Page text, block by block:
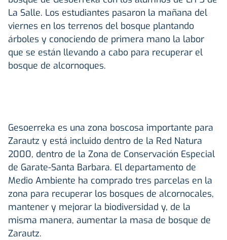
La Salle. Los estudiantes pasaron la mañana del
viernes en los terrenos del bosque plantando
árboles y conociendo de primera mano la labor
que se están llevando a cabo para recuperar el
bosque de alcornoques.
Gesoerreka es una zona boscosa importante para
Zarautz y está incluido dentro de la Red Natura
2000, dentro de la Zona de Conservación Especial
de Garate-Santa Barbara. El departamento de
Medio Ambiente ha comprado tres parcelas en la
zona para recuperar los bosques de alcornocales,
mantener y mejorar la biodiversidad y, de la
misma manera, aumentar la masa de bosque de
Zarautz.